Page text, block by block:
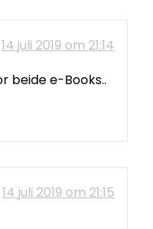
14 juli 2019 om 21:14
beide e-Books..
14 juli 2019 om 21:15